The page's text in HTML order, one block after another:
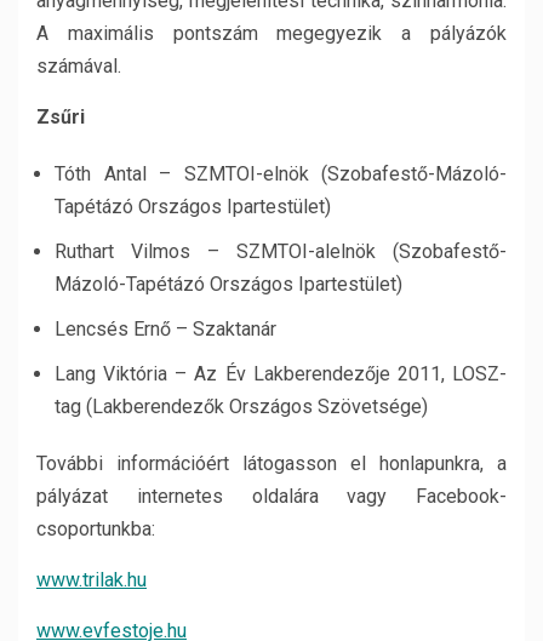
A maximális pontszám megegyezik a pályázók
számával.
Zsűri
Tóth Antal – SZMTOI-elnök (Szobafestő-Mázoló-
Tapétázó Országos Ipartestület)
Ruthart Vilmos – SZMTOI-alelnök (Szobafestő-
Mázoló-Tapétázó Országos Ipartestület)
Lencsés Ernő – Szaktanár
Lang Viktória – Az Év Lakberendezője 2011, LOSZ-
tag (Lakberendezők Országos Szövetsége)
További információért látogasson el honlapunkra, a
pályázat internetes oldalára vagy Facebook-
csoportunkba:
www.trilak.hu
www.evfestoje.hu